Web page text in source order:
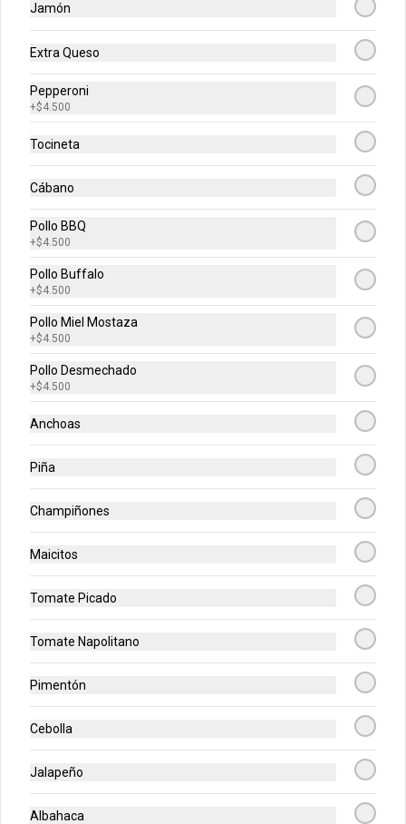
Personales Favoritas
Escoge tu combinación perfecta (Pollo
BBQ, Hawaiana, Buffalo Wings, Jamón
Champiñon, Vegetariana, Pepperoni,
Escoge tu combinación perfecta
(Mazzeta, Mixta, Hawaiana Recargada,
Pizza Fuego, Carnes, Tres Quesos)
Medianas Clásicas
Escoge tu combinación perfecta (Pollo
BBQ, Hawaiana, Buffalo Wings, Jamón
$71.200
Escoge tu combinación perfecta
(Mazzeta, Mixta, Hawaiana Recargada,
Pizza Fuego, Carnes, Tres Quesos)
Jamón
Extra Queso
Pepperoni
+$4.500
Tocineta
Cábano
Pollo BBQ
+$4.500
Pollo Buffalo
+$4.500
Pollo Miel Mostaza
+$4.500
Pollo Desmechado
+$4.500
Anchoas
Piña
Champiñones
Maicitos
Tomate Picado
Tomate Napolitano
Pimentón
Cebolla
Jalapeño
Albahaca